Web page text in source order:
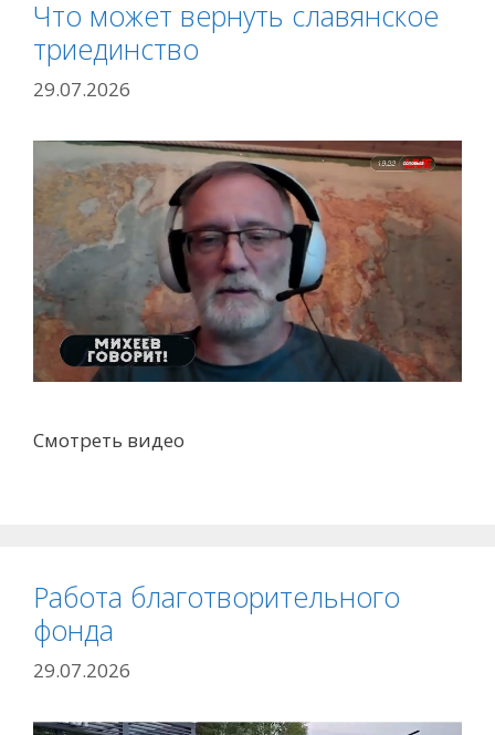
Что может вернуть славянское
триединство
29.07.2026
Смотреть видео
Работа благотворительного
фонда
29.07.2026